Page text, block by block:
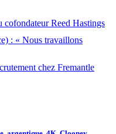
cofondateur Reed Hastings
: « Nous travaillons
chez Fremantle